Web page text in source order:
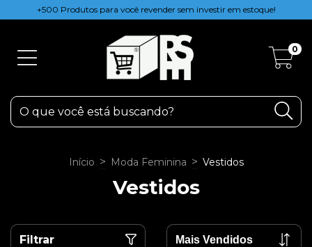
+500 Produtos para você revender sem investir em estoque!
0
Início > Moda Feminina > Vestidos
Vestidos
Filtrar